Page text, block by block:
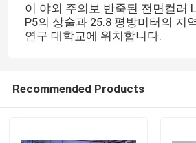
이 야외 주의보 반죽된 전면컬러
P5의 상술과 25.8 평방미터의 지
연구 대학교에 위치합니다.
Recommended Products